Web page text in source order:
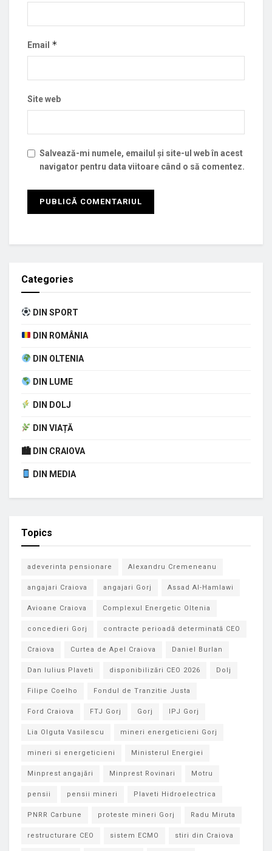
Email *
Site web
Salvează-mi numele, emailul și site-ul web în acest
navigator pentru data viitoare când o să comentez.
Categories
DIN SPORT
DIN ROMÂNIA
DIN OLTENIA
DIN LUME
DIN DOLJ
DIN VIAȚĂ
🏙 DIN CRAIOVA
DIN MEDIA
Topics
adeverinta pensionare Alexandru Cremeneanu
angajari Craiova angajari Gorj Assad Al-Hamlawi
Avioane Craiova Complexul Energetic Oltenia
concedieri Gorj contracte perioadă determinată CEO
Craiova Curtea de Apel Craiova Daniel Burlan
Dan Iulius Plaveti disponibilizări CEO 2026 Dolj
Filipe Coelho Fondul de Tranzitie Justa
Ford Craiova FTJ Gorj Gorj IPJ Gorj
Lia Olguta Vasilescu mineri energeticieni Gorj
mineri si energeticieni Ministerul Energiei
Minprest angajări Minprest Rovinari Motru
pensii pensii mineri Plaveti Hidroelectrica
PNRR Carbune proteste mineri Gorj Radu Miruta
restructurare CEO sistem ECMO stiri din Craiova